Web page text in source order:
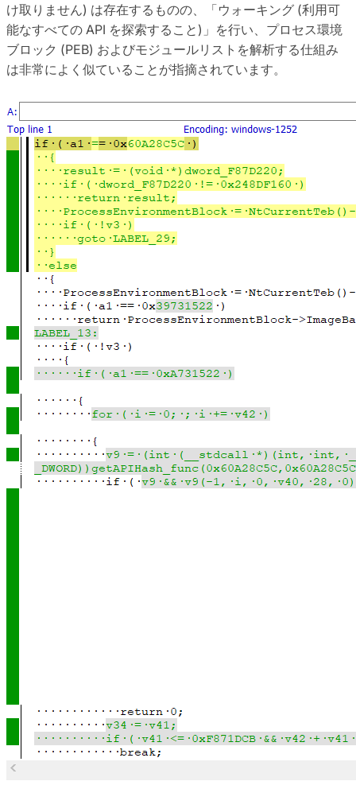
け取りません) は存在するものの、「ウォーキング (利用可
能なすべての API を探索すること)」を行い、プロセス環境
ブロック (PEB) およびモジュールリストを解析する仕組み
は非常によく似ていることが指摘されています。